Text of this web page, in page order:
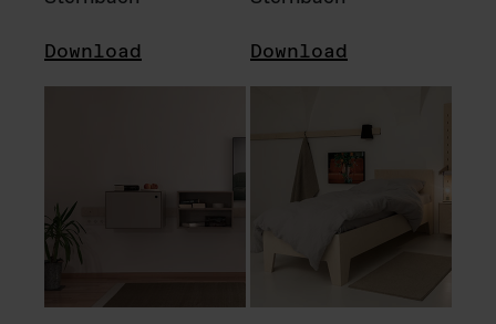
Download Download